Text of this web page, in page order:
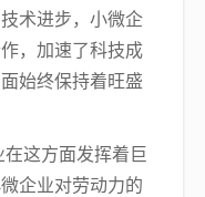
术进步，小微企
，加速了科技成
始终保持着旺盛
这方面发挥着巨
企业对劳动力的